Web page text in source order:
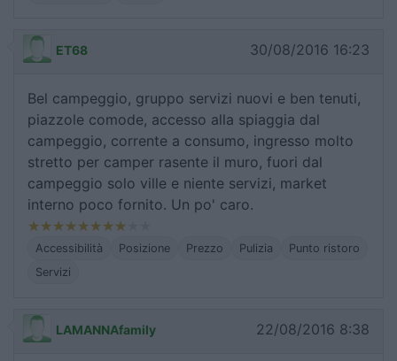
ET68 30/08/2016 16:23
Bel campeggio, gruppo servizi nuovi e ben tenuti,
piazzole comode, accesso alla spiaggia dal
campeggio, corrente a consumo, ingresso molto
stretto per camper rasente il muro, fuori dal
campeggio solo ville e niente servizi, market
interno poco fornito. Un po' caro.
Accessibilità Posizione Prezzo Pulizia
Punto ristoro
Servizi
LAMANNAfamily 22/08/2016 8:38